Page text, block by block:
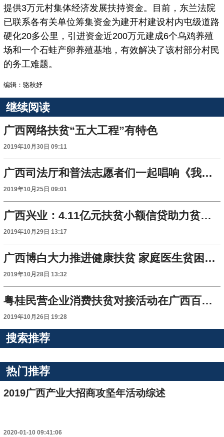
提供3万元村集体经济发展扶持资金。目前，东兰法院
已联系各有关单位筹集资金为建开村建设村内屯级道路
硬化20多公里，引进资金近200万元建成6个乌鸡养殖
场和一个石蛙产卵养殖基地，有效解决了该村部分村民
的务工难题。
编辑：骆秋妤
继续阅读
广西网络扶贫“五大工程”有特色
2019年10月30日 09:11
广西司法厅和普法志愿者们一起唱响《我和我的祖国》
2019年10月25日 09:01
广西兴业：4.11亿元扶贫小额信贷助力贫困户脱贫
2019年10月29日 13:17
广西博白大力推进健康扶贫 家庭医生贫困人口签约率100%
2019年10月28日 13:32
粤桂民营企业消费扶贫对接活动在广西百色举行
2019年10月26日 19:28
搜索推荐
热门推荐
2019广西产业大招商攻坚年活动综述
2020-01-10 09:41:06